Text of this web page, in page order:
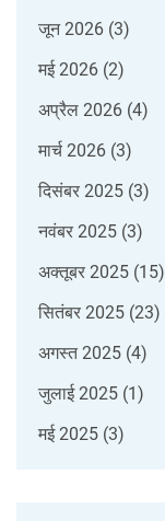
जून 2026 (3)
मई 2026 (2)
अप्रैल 2026 (4)
मार्च 2026 (3)
दिसंबर 2025 (3)
नवंबर 2025 (3)
अक्तूबर 2025 (15)
सितंबर 2025 (23)
अगस्त 2025 (4)
जुलाई 2025 (1)
मई 2025 (3)